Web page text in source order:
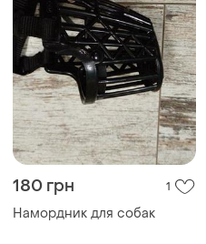
180 грн 1
Намордник для собак